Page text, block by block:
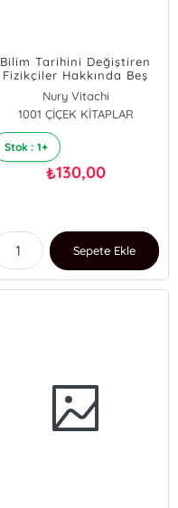
Bilim Tarihini Değiştiren
Fizikçiler Hakkında Beş
Şaşırtıcı Öykü
Nury Vitachi
1001 ÇİÇEK KİTAPLAR
Stok : 1+
₺130,00
Sepete Ekle